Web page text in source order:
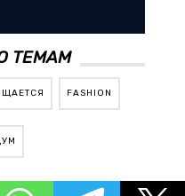
ТЕМАМ
FASHION